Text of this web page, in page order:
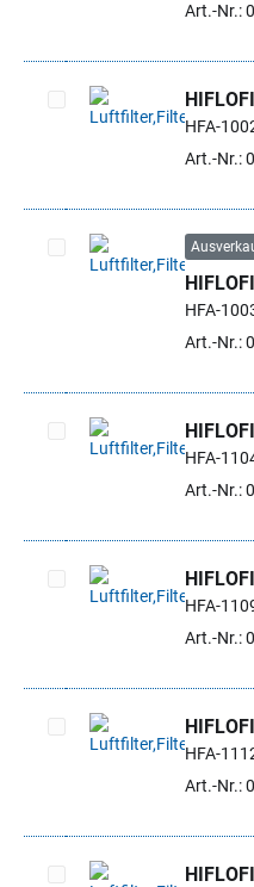
Art.-Nr.:
Artikel auswählen
HFA-
Art.-Nr.:
Artikel auswählen
HFA-
Art.-Nr.:
Artikel auswählen
HFA-
Art.-Nr.:
Artikel auswählen
HFA-
Art.-Nr.:
Artikel auswählen
HFA-
Art.-Nr.: